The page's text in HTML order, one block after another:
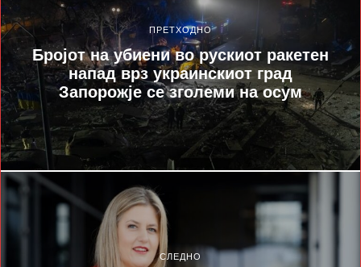
ПРЕТХОДНО
Бројот на убиени во рускиот ракетен
напад врз украинскиот град
Запорожје се зголеми на осум
СЛЕДНО